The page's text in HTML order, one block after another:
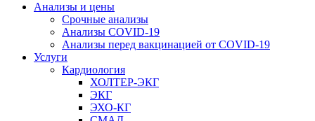
Анализы и цены
Срочные анализы
Анализы COVID-19
Анализы перед вакцинацией от COVID-19
Услуги
Кардиология
ХОЛТЕР-ЭКГ
ЭКГ
ЭХО-КГ